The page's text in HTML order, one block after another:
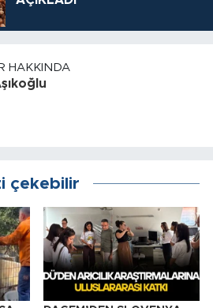
HAKKINDA
çekebilir